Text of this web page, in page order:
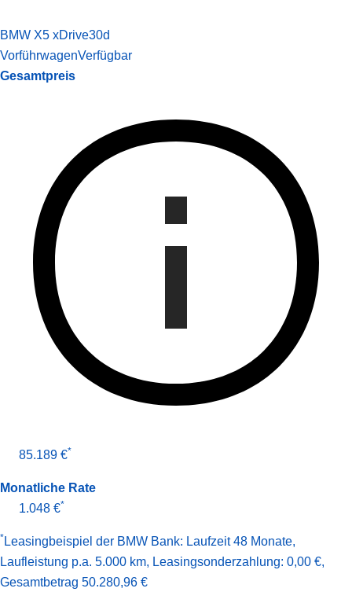
BMW X5 xDrive30d
VorführwagenVerfügbar
Gesamtpreis
85.189 €*
Monatliche Rate
1.048 €*
* Leasingbeispiel der BMW Bank: Laufzeit 48 Monate,
Laufleistung p.a. 5.000 km, Leasingsonderzahlung: 0,00 €,
Gesamt­betrag 50.280,96 €